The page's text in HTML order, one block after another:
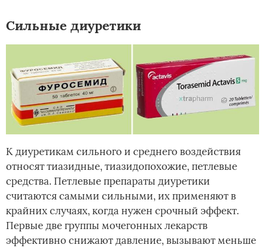
Сильные диуретики
К диуретикам сильного и среднего воздействия
относят тиазидные, тиазидопохожие, петлевые
средства. Петлевые препараты диуретики
считаются самыми сильными, их применяют в
крайних случаях, когда нужен срочный эффект.
Первые две группы мочегонных лекарств
эффективно снижают давление, вызывают меньше